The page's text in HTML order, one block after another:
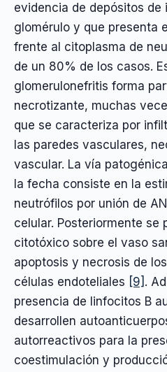
evidencia de depósitos de
glomérulo y que presenta
frente al citoplasma de
de un 80% de los casos.
glomerulonefritis forma
necrotizante, muchas
que se caracteriza por
las paredes vasculares,
vascular. La vía
la fecha consiste en la
neutrófilos por unión de
celular. Posteriormente se
citotóxico sobre el vaso
apoptosis y necrosis de
células endoteliales [9] .
presencia de linfocitos B
desarrollen
autorreactivos para la
coestimulación y